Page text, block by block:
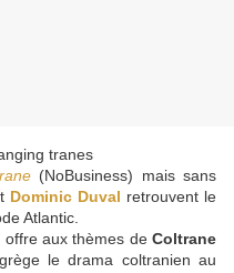
(NoBusiness) mais sans
Dominic Duval retrouvent le
Atlantic.
offre aux thèmes de Coltrane
le drama coltranien au